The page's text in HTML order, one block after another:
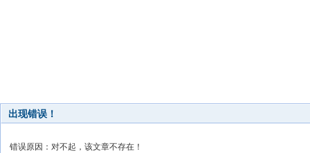
出现错误！
错误原因：对不起，该文章不存在！